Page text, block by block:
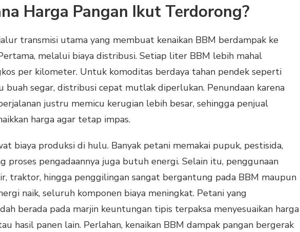
Harga Pangan Ikut Terdorong?
transmisi utama yang membuat kenaikan BBM berdampak ke
melalui biaya distribusi. Setiap liter BBM lebih mahal
per kilometer. Untuk komoditas berdaya tahan pendek seperti
buah segar, distribusi cepat mutlak diperlukan. Penundaan karena
justru memicu kerugian lebih besar, sehingga penjual
harga agar tetap impas.
biaya produksi di hulu. Banyak petani memakai pupuk, pestisida,
proses pengadaannya juga butuh energi. Selain itu, penggunaan
traktor, hingga penggilingan sangat bergantung pada BBM maupun
naik, seluruh komponen biaya meningkat. Petani yang
berada pada marjin keuntungan tipis terpaksa menyesuaikan harga
hasil panen lain. Perlahan, kenaikan BBM dampak pangan bergerak